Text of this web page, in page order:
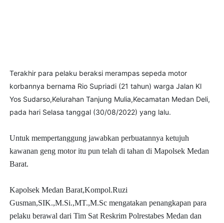
Terakhir para pelaku beraksi merampas sepeda motor
korbannya bernama Rio Supriadi (21 tahun) warga Jalan Kl
Yos Sudarso,Kelurahan Tanjung Mulia,Kecamatan Medan Deli,
pada hari Selasa tanggal (30/08/2022) yang lalu.
Untuk mempertanggung jawabkan perbuatannya ketujuh
kawanan geng motor itu pun telah di tahan di Mapolsek Medan
Barat.
Kapolsek Medan Barat,Kompol.Ruzi
Gusman,SIK.,M.Si.,MT.,M.Sc mengatakan penangkapan para
pelaku berawal dari Tim Sat Reskrim Polrestabes Medan dan